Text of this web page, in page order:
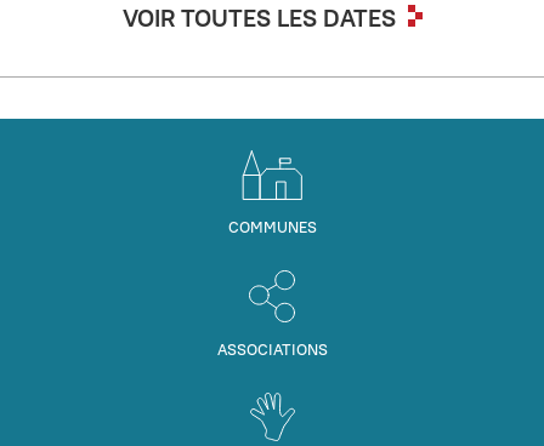
VOIR TOUTES LES DATES
COMMUNES
ASSOCIATIONS